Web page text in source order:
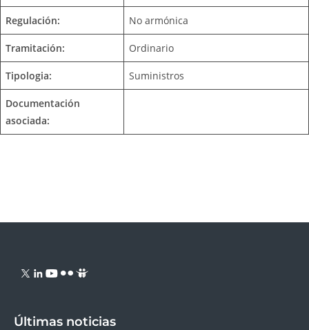
Regulación: No armónica
Tramitación: Ordinario
Tipologia: Suministros
Documentación
asociada:
Últimas noticias